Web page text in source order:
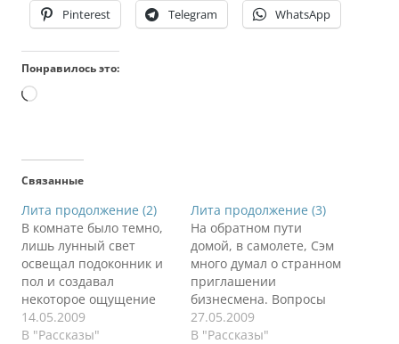
Pinterest Telegram WhatsApp
Понравилось это:
Загрузка…
Связанные
Лита продолжение (2)
В комнате было темно,
лишь лунный свет
освещал подоконник и
пол и создавал
некоторое ощущение
таинственности. Сэм
немного волновался от
14.05.2009
В "Рассказы"
Лита продолжение (3)
На обратном пути
домой, в самолете, Сэм
много думал о странном
приглашении
бизнесмена. Вопросы
без ответов не давали
насладиться сном,
27.05.2009
В "Рассказы"